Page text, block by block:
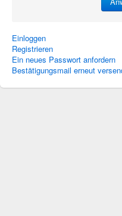
Einloggen
Registrieren
Ein neues Passwort anfordern
Bestätigungsmail erneut